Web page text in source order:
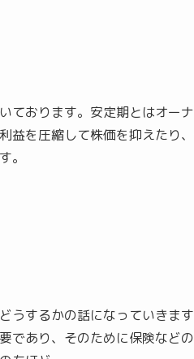
ております。安定期とはオー
益を圧縮して株価を抑えたり
。
するかの話になっていきま
あり、そのために保険など